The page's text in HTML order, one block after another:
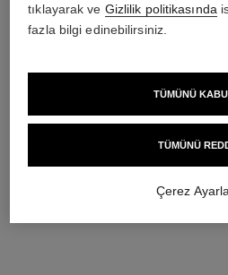
görünüm,
tıklayarak ve Gizlilik politikasında
fazla bilgi edinebilirsiniz.
TÜMÜNÜ
TÜMÜNÜ
Çerez